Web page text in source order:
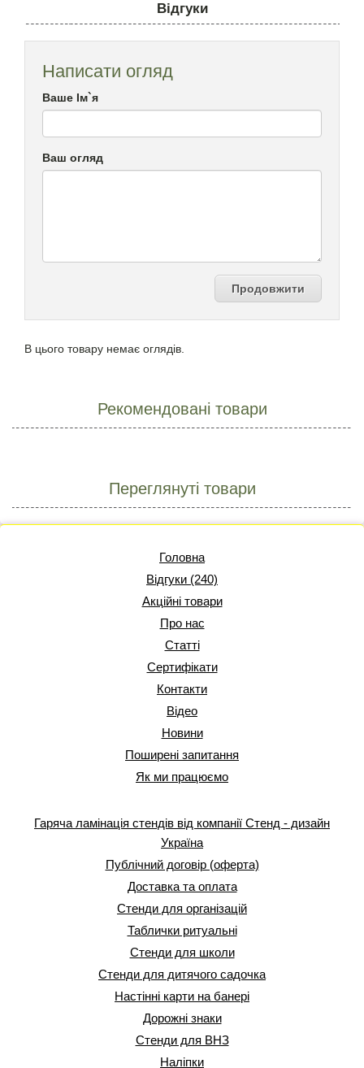
Відгуки
Написати огляд
Ваше Ім`я
Ваш огляд
Продовжити
В цього товару немає оглядів.
Рекомендовані товари
Переглянуті товари
Головна
Відгуки (240)
Акційні товари
Про нас
Статті
Сертифікати
Контакти
Відео
Новини
Поширені запитання
Як ми працюємо
Гаряча ламінація стендів від компанії Стенд - дизайн
Україна
Публічний договір (оферта)
Доставка та оплата
Стенди для організацій
Таблички ритуальні
Стенди для школи
Стенди для дитячого садочка
Настінні карти на банері
Дорожні знаки
Стенди для ВНЗ
Наліпки